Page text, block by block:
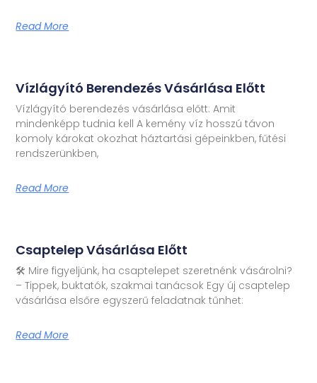
Read More
Vízlágyító Berendezés Vásárlása Előtt
Vízlágyító berendezés vásárlása előtt: Amit
mindenképp tudnia kell A kemény víz hosszú távon
komoly károkat okozhat háztartási gépeinkben, fűtési
rendszerünkben,
Read More
Csaptelep Vásárlása Előtt
🛠️ Mire figyeljünk, ha csaptelepet szeretnénk vásárolni?
– Tippek, buktatók, szakmai tanácsok Egy új csaptelep
vásárlása elsőre egyszerű feladatnak tűnhet:
Read More